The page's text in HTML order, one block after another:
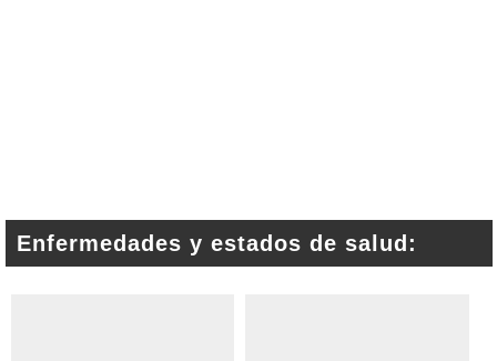
Enfermedades y estados de salud: